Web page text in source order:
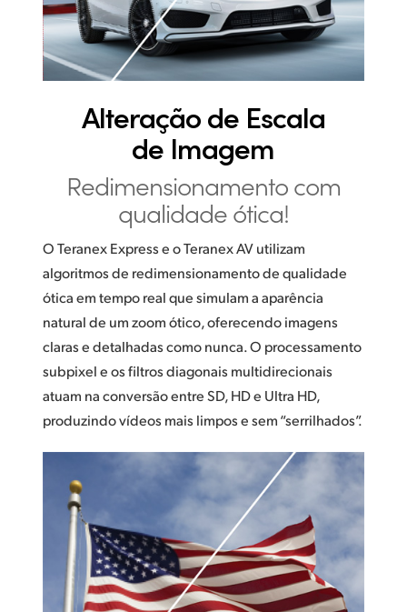
United Kingdom
United States
Alteração de Escala
de Imagem
Redimensionamentocom
qualidade ótica!
O Teranex Express e o Teranex AV utilizam
algoritmos de redimensionamento de qualidade
ótica em tempo real que simulam a aparência
natural de um zoom ótico, oferecendo imagens
claras e detalhadas como nunca. O processamento
subpixel e os filtros diagonais multidirecionais
atuam na conversão entre SD, HD e Ultra HD,
produzindo vídeos mais limpos e sem “serrilhados”.